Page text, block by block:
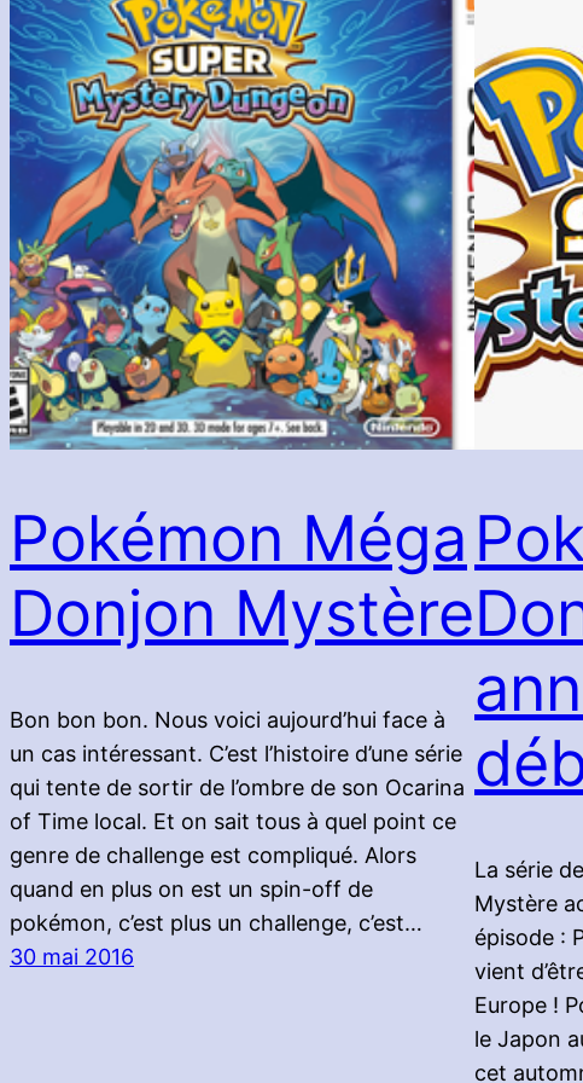
Pokémon Méga
Donjon Mystère
Bon bon bon. Nous voici aujourd’hui face à
un cas intéressant. C’est l’histoire d’une série
qui tente de sortir de l’ombre de son Ocarina
of Time local. Et on sait tous à quel point ce
genre de challenge est compliqué. Alors
quand en plus on est un spin-off de
pokémon, c’est plus un challenge, c’est…
30 mai 2016
La série
Mystère
épisode :
vient
Europe !
le Japon
cet